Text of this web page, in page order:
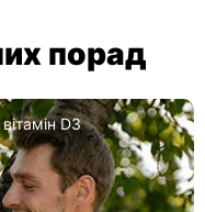
порад
D3